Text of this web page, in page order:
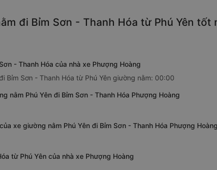
đi Bỉm Sơn - Thanh Hóa từ Phú Yên
- Thanh Hóa của nhà xe Phượng Hoàng
Bỉm Sơn - Thanh Hóa từ Phú Yên giường nằm: 00:00
nằm Phú Yên đi Bỉm Sơn - Thanh Hóa Phượng Hoàng
xe giường nằm Phú Yên đi Bỉm Sơn - Thanh Hóa Phượng Hoàng
từ Phú Yên của nhà xe Phượng Hoàng